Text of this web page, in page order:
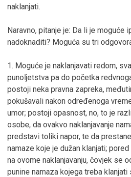
naklanjati.
Naravno, pitanje je: Da li je moguće
nadoknaditi? Moguća su tri
1. Moguće je naklanjavati redom,
punoljetstva pa do početka
postoji neka pravna zapreka,
pokušavali nakon određenoga
umor; postoji opasnost, no, to je
osobe, da ovakvo naklanjavanje
predstavi toliki napor, te da
namaze koje je dužan klanjati;
na ovome naklanjavanju, čovjek se
punine namaza kojega treba klanjati